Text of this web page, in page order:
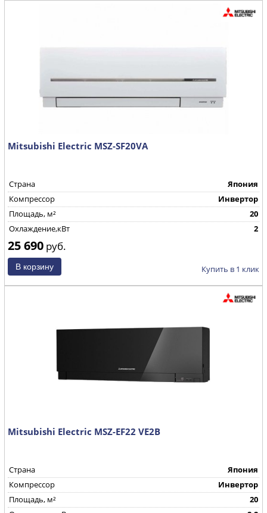
Mitsubishi Electric MSZ-SF20VA
Страна
Япония
Компрессор
Инвертор
Площадь, м²
20
Охлаждение,кВт
2
25 690 руб.
Купить в 1 клик
Mitsubishi Electric MSZ-EF22 VE2B
Страна
Япония
Компрессор
Инвертор
Площадь, м²
20